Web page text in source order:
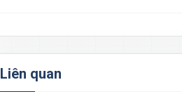
Liên quan